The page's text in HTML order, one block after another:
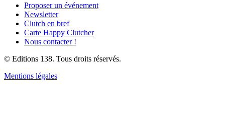
Proposer un événement
Newsletter
Clutch en bref
Carte Happy Clutcher
Nous contacter !
© Editions 138. Tous droits réservés.
Mentions légales